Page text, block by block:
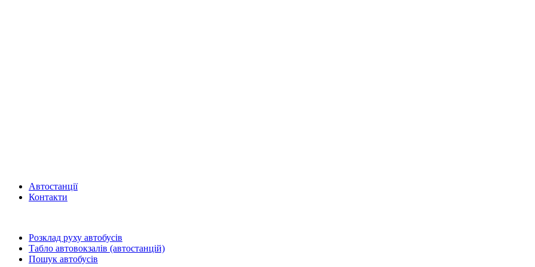
Автостанції
Контакти
Розклад руху автобусів
Табло автовокзалів (автостанцій)
Пошук автобусів